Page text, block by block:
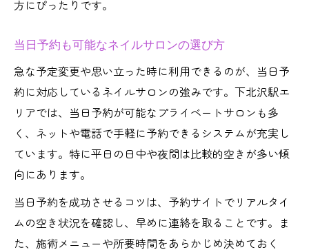
方にぴったりです。
当日予約も可能なネイルサロンの選び方
急な予定変更や思い立った時に利用できるのが、当日予
約に対応しているネイルサロンの強みです。下北沢駅エ
リアでは、当日予約が可能なプライベートサロンも多
く、ネットや電話で手軽に予約できるシステムが充実し
ています。特に平日の日中や夜間は比較的空きが多い傾
向にあります。
当日予約を成功させるコツは、予約サイトでリアルタイ
ムの空き状況を確認し、早めに連絡を取ることです。ま
た、施術メニューや所要時間をあらかじめ決めておく